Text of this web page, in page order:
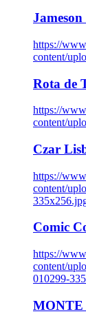
https://
content/
Rota de
https://
content/
Czar
https://
content/
Comic
https://
content/
010299-